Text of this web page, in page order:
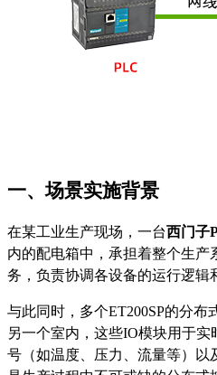
一、场景实施背景
在某工业生产现场，一台西门子
内的配电箱中，承担着整个生
务，负责协调各设备的运行逻辑
与此同时，多个ET200SP的分布
另一个室内，这些IO模块用于实
号（如温度、压力、流量等）以